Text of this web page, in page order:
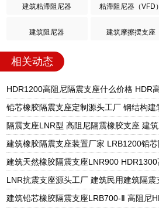
建筑粘滞阻尼器 粘滞阻尼器（VFD）
建筑阻尼器 建筑摩擦摆支座
相关动态